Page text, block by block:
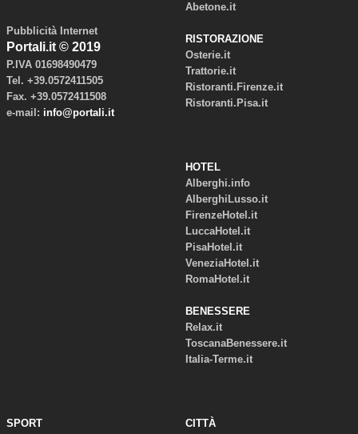
Pubblicità Internet
Portali.it © 2019
P.IVA 01698490479
Tel. +39.0572411505
Fax. +39.0572411508
e-mail: info@portali.it
Abetone.it
RISTORAZIONE
Osterie.it
Trattorie.it
Ristoranti.Firenze.it
Ristoranti.Pisa.it
HOTEL
Alberghi.info
AlberghiLusso.it
FirenzeHotel.it
LuccaHotel.it
PisaHotel.it
VeneziaHotel.it
RomaHotel.it
BENESSERE
Relax.it
ToscanaBenessere.it
Italia-Terme.it
SPORT
CITTÀ